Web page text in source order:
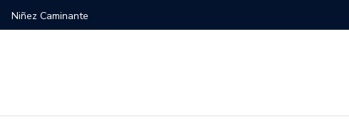
Niñez Caminante